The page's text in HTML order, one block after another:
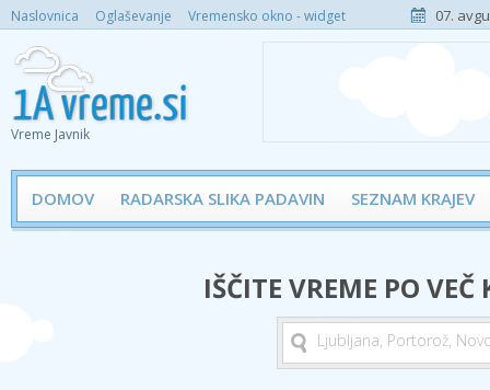
Naslovnica Oglaševanje Vremensko okno - widget 07.
Vreme Javnik
DOMOV RADARSKA SLIKA PADAVIN SEZNAM KRAJEV
IŠČITE VREME PO